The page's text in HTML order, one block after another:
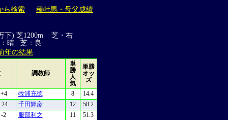
ら検索 種牡馬・母父成績
下) 芝1200m 芝・右
晴 芝：良
年の結果
調教師
単
勝
人
気
単勝
オッ
ズ
+4 牧浦充徳 8
14.4
-24 千田輝彦 12
58.2
-2 服部利之 11
51.3